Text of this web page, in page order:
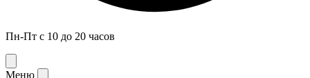
Пн-Пт с 10 до 20 часов
Меню